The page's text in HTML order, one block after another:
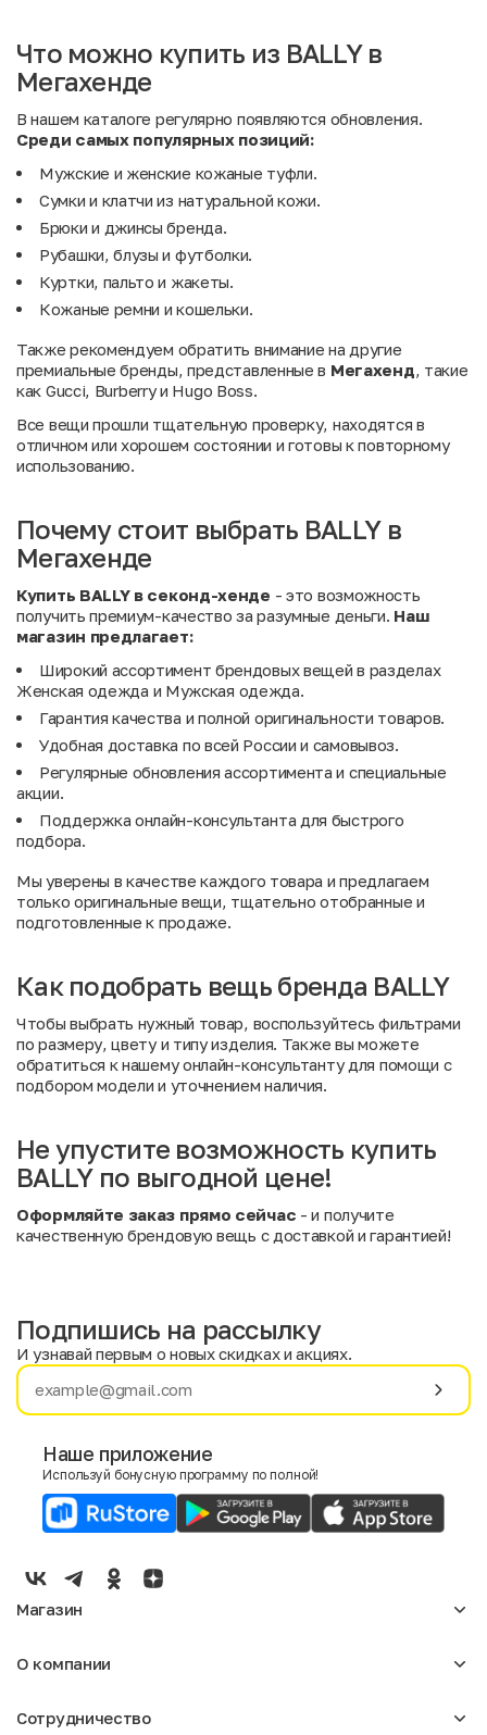
Что можно купить из BALLY в
Мегахенде
В нашем каталоге регулярно появляются обновления.
Среди самых популярных позиций:
Мужские и женские кожаные туфли.
Сумки и клатчи из натуральной кожи.
Брюки и джинсы бренда.
Рубашки, блузы и футболки.
Куртки, пальто и жакеты.
Кожаные ремни и кошельки.
Также рекомендуем обратить внимание на другие
премиальные бренды, представленные в Мегахенд, такие
как Gucci, Burberryи Hugo Boss.
Все вещи прошли тщательную проверку, находятся в
отличном или хорошем состоянии и готовы к повторному
использованию.
Почему стоит выбрать BALLY в
Мегахенде
Купить BALLY в секонд-хенде - это возможность
получить премиум-качество за разумные деньги. Наш
магазин предлагает:
Широкий ассортимент брендовых вещей в разделах
Женская одежда и Мужская одежда.
Гарантия качества и полной оригинальности товаров.
Удобная доставка по всей России и самовывоз.
Регулярные обновления ассортимента и специальные
акции.
Поддержка онлайн-консультанта для быстрого
подбора.
Мы уверены в качестве каждого товара и предлагаем
только оригинальные вещи, тщательно отобранные и
подготовленные к продаже.
Как подобрать вещь бренда BALLY
Чтобы выбрать нужный товар, воспользуйтесь фильтрами
по размеру, цвету и типу изделия. Также вы можете
обратиться к нашему онлайн-консультанту для помощи с
подбором модели и уточнением наличия.
Не упустите возможность купить
BALLY по выгодной цене!
Оформляйте заказ прямо сейчас - и получите
качественную брендовую вещь с доставкой и гарантией!
Имя
E-mail
Мужской
Женский
Подпишись на рассылку
И узнавай первым о новых скидках и акциях.
Наше приложение
Используй бонусную программу по полной!
Магазин
Мужское
О компании
Отзывы
Сотрудничество